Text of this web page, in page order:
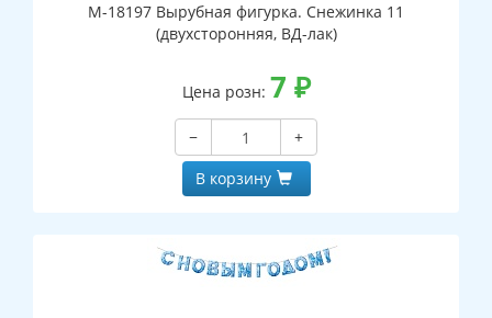
М-18197 Вырубная фигурка. Снежинка 11
(двухсторонняя, ВД-лак)
Цена розн: 7 ₽
−
+
В корзину